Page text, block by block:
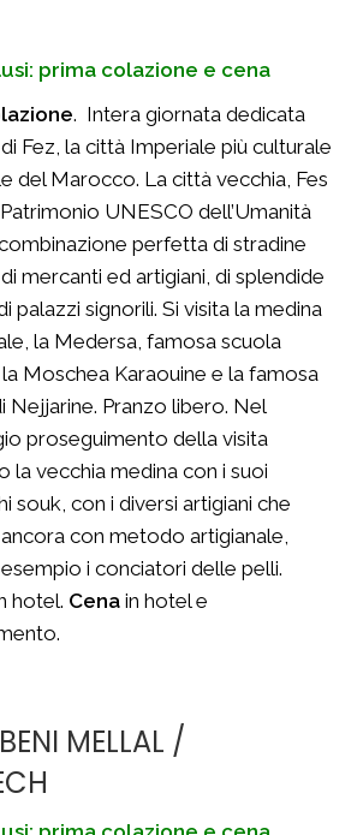
prima colazione e cena
. Intera giornata dedicata
Fez, la città Imperiale più culturale
del Marocco. La città vecchia, Fes
UNESCO dell’Umanità
perfetta di stradine
mercanti ed artigiani, di splendide
palazzi signorili. Si visita la medina
la Medersa, famosa scuola
Moschea Karaouine e la famosa
Nejjarine. Pranzo libero. Nel
proseguimento della visita
la vecchia medina con i suoi
souk, con i diversi artigiani che
con metodo artigianale,
i conciatori delle pelli.
hotel. Cena in hotel e
MELLAL /